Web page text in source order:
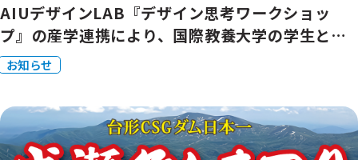
AIUデザインLAB『デザイン思考ワークショッ
プ』の産学連携により、国際教養大学の学生とビ
ジネスアイデアの実現に向けて協働いたしました
お知らせ